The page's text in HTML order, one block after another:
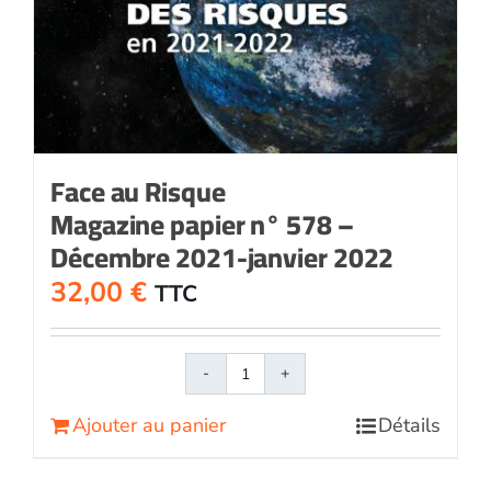
Face au Risque
Magazine papier n° 578 –
Décembre 2021-janvier 2022
32,00 € TTC
quantité
Ajouter au panier Détails